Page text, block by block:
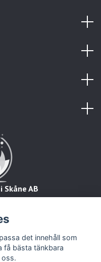
AB
8832det innehåll som
få bästa tänkbara
oss.